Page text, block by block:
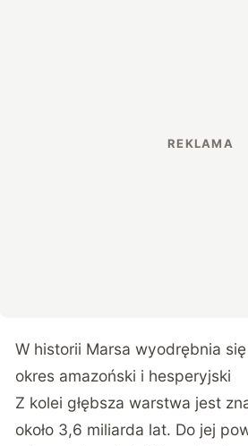
W historii Marsa wyodrębnia
okres amazoński i hesperyjski
Z kolei głębsza warstwa jest
około 3,6 miliarda lat. Do jej